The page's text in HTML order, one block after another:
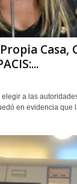
Casa,
a las
en evidencia que